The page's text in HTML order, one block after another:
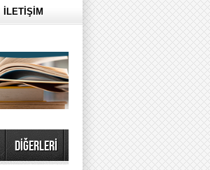
İLETİŞİM
DİĞERLERİ